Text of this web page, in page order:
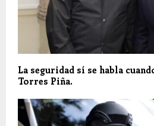
La seguridad sí se habla
Torres Piña.